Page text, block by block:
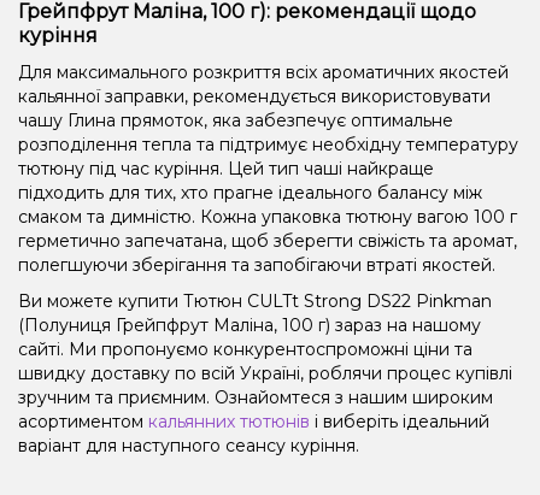
Грейпфрут Маліна, 100 г): рекомендації щодо
куріння
Для максимального розкриття всіх ароматичних якостей
кальянної заправки, рекомендується використовувати
чашу Глина прямоток, яка забезпечує оптимальне
розподілення тепла та підтримує необхідну температуру
тютюну під час куріння. Цей тип чаші найкраще
підходить для тих, хто прагне ідеального балансу між
смаком та димністю. Кожна упаковка тютюну вагою 100 г
герметично запечатана, щоб зберегти свіжість та аромат,
полегшуючи зберігання та запобігаючи втраті якостей.
Ви можете купити Тютюн CULTt Strong DS22 Pinkman
(Полуниця Грейпфрут Маліна, 100 г) зараз на нашому
сайті. Ми пропонуємо конкурентоспроможні ціни та
швидку доставку по всій Україні, роблячи процес купівлі
зручним та приємним. Ознайомтеся з нашим широким
асортиментом кальянних тютюнів і виберіть ідеальний
варіант для наступного сеансу куріння.